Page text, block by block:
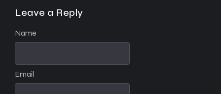
Leave a Reply
Name
Email